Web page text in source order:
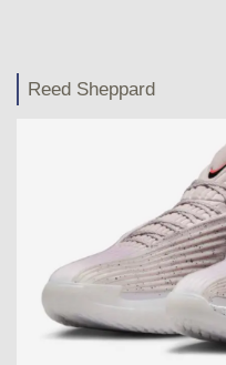
Reed Sheppard